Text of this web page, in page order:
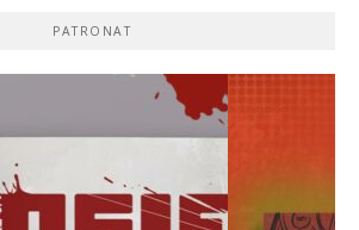
PATRONAT